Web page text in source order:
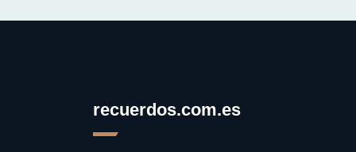
recuerdos.com.es